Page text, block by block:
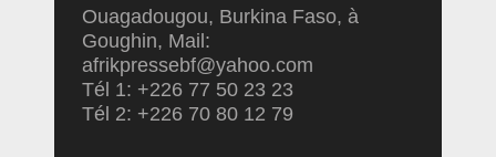
Ouagadougou, Burkina Faso, à
Goughin, Mail:
afrikpressebf@yahoo.com
Tél 1: +226 77 50 23 23
Tél 2: +226 70 80 12 79